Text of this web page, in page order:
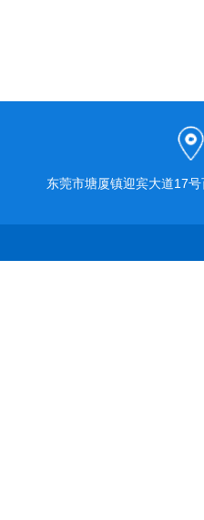
东莞市塘厦镇迎宾大道17